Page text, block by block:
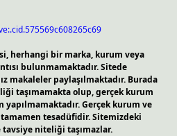
herhangi bir marka, kurum veya
bulunmamaktadır. Sitede
makaleler paylaşılmaktadır. Burada
taşımamakta olup, gerçek kurum
yapılmamaktadır. Gerçek kurum ve
tesadüfidir. Sitemizdeki
niteliği taşımazlar.